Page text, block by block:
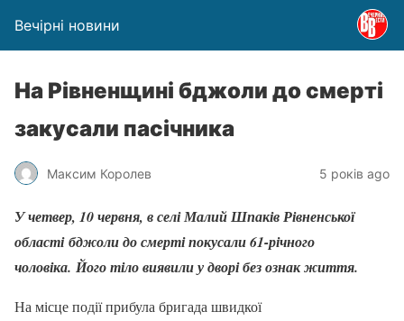
Вечірні новини
На Рівненщині бджоли до смерті
закусали пасічника
Максим Королев 5 років ago
У четвер, 10 червня, в селі Малий Шпаків Рівненської
області бджоли до смерті покусали 61-річного
чоловіка. Його тіло виявили у дворі без ознак життя.
На місце події прибула бригада швидкої